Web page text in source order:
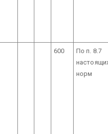
600
По п. 8.7
норм